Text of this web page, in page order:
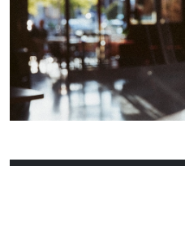
13
14 15 16
20
21 22
27
28 29 30